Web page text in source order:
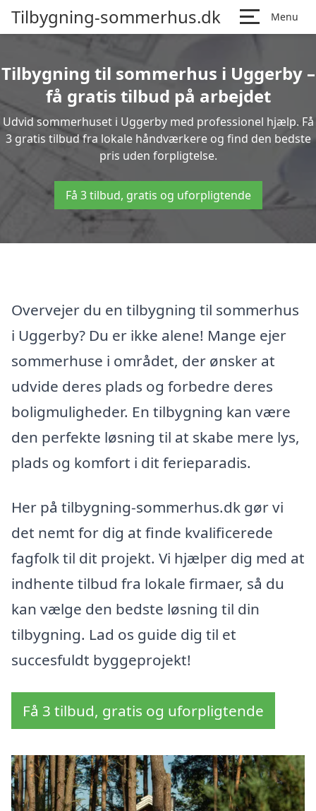
Tilbygning-sommerhus.dk Menu
Tilbygning til sommerhus i Uggerby –
få gratis tilbud på arbejdet
Udvid sommerhuset i Uggerby med professionel hjælp. Få
3 gratis tilbud fra lokale håndværkere og find den bedste
pris uden forpligtelse.
Få 3 tilbud, gratis og uforpligtende
Overvejer du en tilbygning til sommerhus
i Uggerby? Du er ikke alene! Mange ejer
sommerhuse i området, der ønsker at
udvide deres plads og forbedre deres
boligmuligheder. En tilbygning kan være
den perfekte løsning til at skabe mere lys,
plads og komfort i dit ferieparadis.
Her på tilbygning-sommerhus.dk gør vi
det nemt for dig at finde kvalificerede
fagfolk til dit projekt. Vi hjælper dig med at
indhente tilbud fra lokale firmaer, så du
kan vælge den bedste løsning til din
tilbygning. Lad os guide dig til et
succesfuldt byggeprojekt!
Få 3 tilbud, gratis og uforpligtende